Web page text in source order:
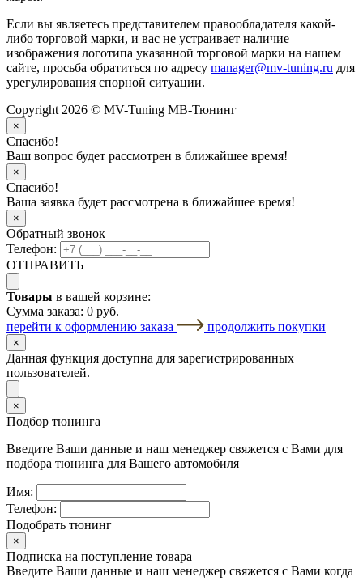
Если вы являетесь представителем правообладателя какой-
либо торговой марки, и вас не устраивает наличие
изображения логотипа указанной торговой марки на нашем
сайте, просьба обратиться по адресу manager@mv-tuning.ru для
урегулирования спорной ситуации.
Copyright 2026 © MV-Tuning МВ-Тюнинг
×
Спасибо!
Ваш вопрос будет рассмотрен в ближайшее время!
×
Спасибо!
Ваша заявка будет рассмотрена в ближайшее время!
×
Обратный звонок
Телефон:
ОТПРАВИТЬ
Товары в вашей корзине:
Сумма заказа: 0 руб.
перейти к оформлению заказа
продолжить покупки
×
Данная функция доступна для зарегистрированных
пользователей.
×
Подбор тюнинга
Введите Ваши данные и наш менеджер свяжется с Вами для
подбора тюнинга для Вашего автомобиля
Имя:
Телефон:
Подобрать тюнинг
×
Подписка на поступление товара
Введите Ваши данные и наш менеджер свяжется с Вами когда